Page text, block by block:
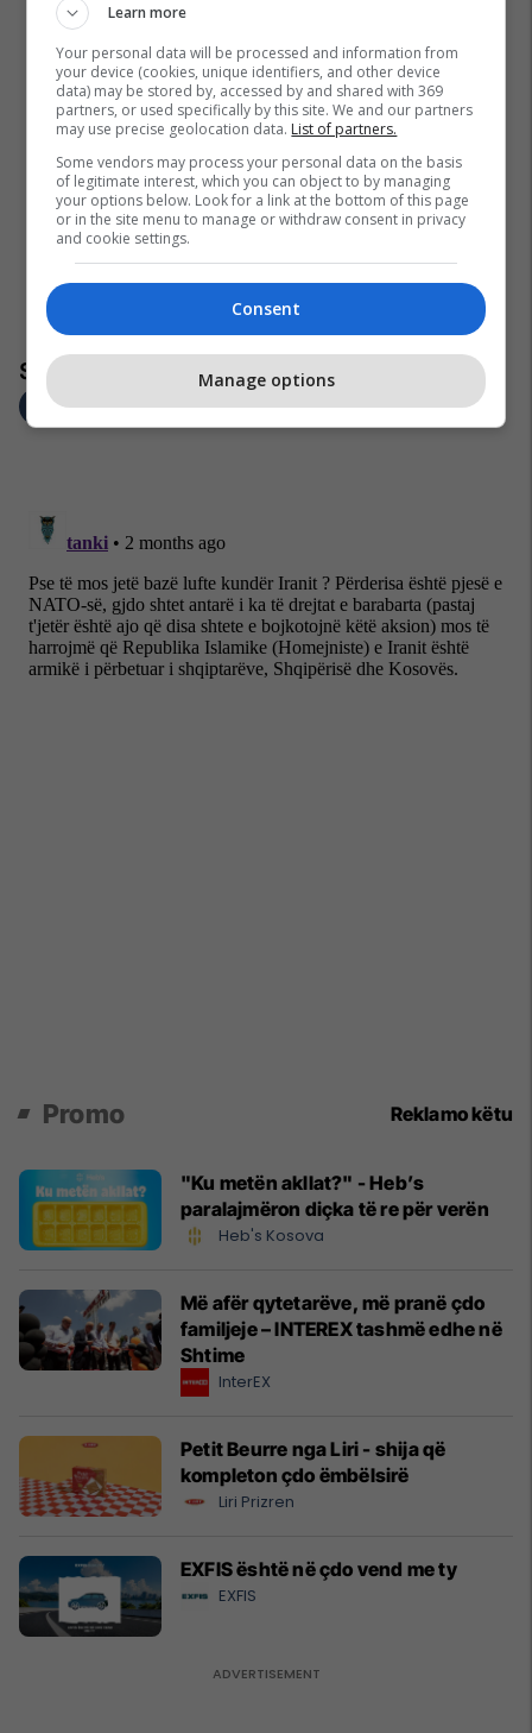
Promo Reklamo këtu
"Ku metën akllat?" - Heb’s
paralajmëron diçka të re për verën
Heb's Kosova
Më afër qytetarëve, më pranë çdo
familjeje – INTEREX tashmë edhe në
Shtime
InterEX
Petit Beurre nga Liri - shija që
kompleton çdo ëmbëlsirë
Liri Prizren
EXFIS është në çdo vend me ty
EXFIS
Learn more
Your personal data will be processed and information from
your device (cookies, unique identifiers, and other device
data) may be stored by, accessed by and shared with 369
partners, or used specifically by this site. We and our partners
may use precise geolocation data. List of partners.
Some vendors may process your personal data on the basis
of legitimate interest, which you can object to by managing
your options below. Look for a link at the bottom of this page
or in the site menu to manage or withdraw consent in privacy
and cookie settings.
Consent
Manage options